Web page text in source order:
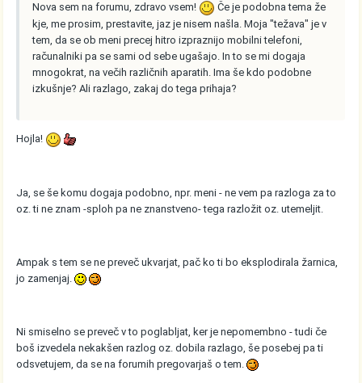
Nova sem na forumu, zdravo vsem!
Če je podobna tema že
kje, me prosim, prestavite, jaz je nisem našla. Moja "težava" je v
tem, da se ob meni precej hitro izpraznijo mobilni telefoni,
računalniki pa se sami od sebe ugašajo. In to se mi dogaja
mnogokrat, na večih različnih aparatih. Ima še kdo podobne
izkušnje? Ali razlago, zakaj do tega prihaja?
Hojla!
Ja, se še komu dogaja podobno, npr. meni - ne vem pa razloga za to
oz. ti ne znam -sploh pa ne znanstveno- tega razložit oz. utemeljit.
Ampak s tem se ne preveč ukvarjat, pač ko ti bo eksplodirala žarnica,
jo zamenjaj.
Ni smiselno se preveč v to poglabljat, ker je nepomembno - tudi če
boš izvedela nekakšen razlog oz. dobila razlago, še posebej pa ti
odsvetujem, da se na forumih pregovarjaš o tem.